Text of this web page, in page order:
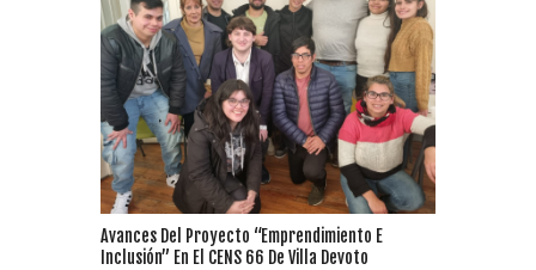
Avances Del Proyecto “emprendimiento E
Inclusión” En El CENS 66 De Villa Devoto